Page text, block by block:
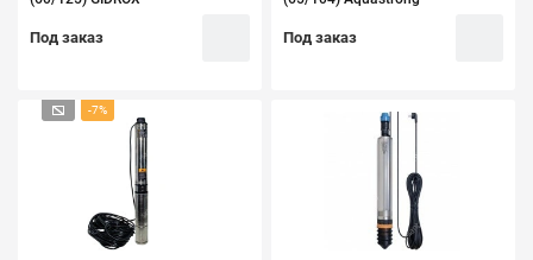
Под заказ Под заказ
-7%